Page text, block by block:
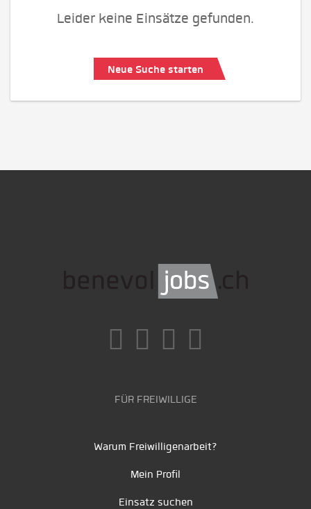
Leider keine Einsätze gefunden.
Neue Suche starten
FÜR FREIWILLIGE
Warum Freiwilligenarbeit?
Mein Profil
Einsatz suchen